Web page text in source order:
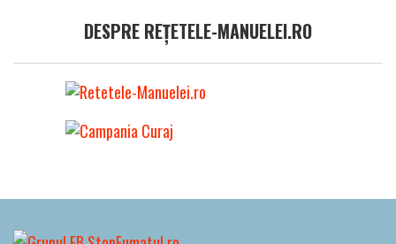
DESPRE REȚETELE-MANUELEI.RO